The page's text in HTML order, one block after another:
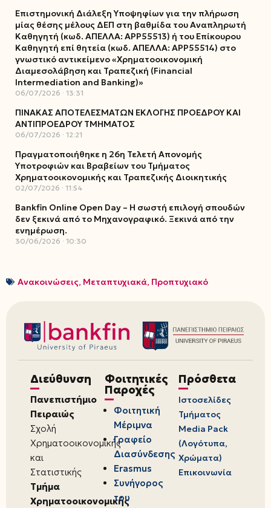
Επιστημονική Διάλεξη Υποψηφίων για την πλήρωση
μίας θέσης μέλους ΔΕΠ στη βαθμίδα του Αναπληρωτή
Καθηγητή (κωδ. ΑΠΕΛΛΑ: ΑΡΡ55513) ή του Επίκουρου
Καθηγητή επί θητεία (κωδ. ΑΠΕΛΛΑ: ΑΡΡ55514) στο
γνωστικό αντικείμενο «Χρηματοοικονομική
Διαμεσολάβηση και Τραπεζική (Financial
Intermediation and Banking)»
06/07/2026 13:31
ΠΙΝΑΚΑΣ ΑΠΟΤΕΛΕΣΜΑΤΩΝ ΕΚΛΟΓΗΣ ΠΡΟΕΔΡΟΥ ΚΑΙ
ΑΝΤΙΠΡΟΕΔΡΟΥ ΤΜΗΜΑΤΟΣ
06/07/2026 12:21
Πραγματοποιήθηκε η 26η Τελετή Απονομής
Υποτροφιών και Βραβείων του Τμήματος
Χρηματοοικονομικής και Τραπεζικής Διοικητικής
02/07/2026 11:54
Bankfin Online Open Day – Η σωστή επιλογή σπουδών
δεν ξεκινά από το Μηχανογραφικό. Ξεκινά από την
ενημέρωση.
30/06/2026 10:30
Ανακοινώσεις, Μεταπτυχιακά, Προπτυχιακό
Διεύθυνση
Πανεπιστήμιο
Πειραιώς
Σχολή
Χρηματοοικονομικής
και
Στατιστικής
Τμήμα
Χρηματοοικονομικής
Φοιτητικές
Παροχές
Φοιτητική
Μέριμνα
Γραφείο
Διασύνδεσης
Erasmus
Συνήγορος
του
Πρόσθετα
Ιστοσελίδες
Τμήματος
Media Pack
(Λογότυπα,
Χρώματα)
Επικοινωνία